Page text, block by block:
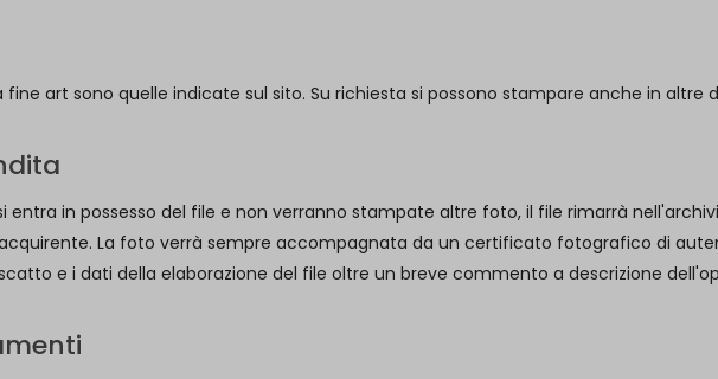
art sono quelle indicate sul sito. Su richiesta si possono stampare anche in altre
entra in possesso del file e non verranno stampate altre foto, il file rimarrà
La foto verrà sempre accompagnata da un certificato fotografico di
e i dati della elaborazione del file oltre un breve commento a descrizione